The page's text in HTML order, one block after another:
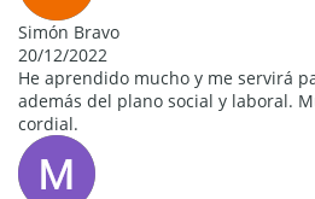
Simón Bravo
20/12/2022
He aprendido mucho y me servirá
además del plano social y laboral.
cordial.